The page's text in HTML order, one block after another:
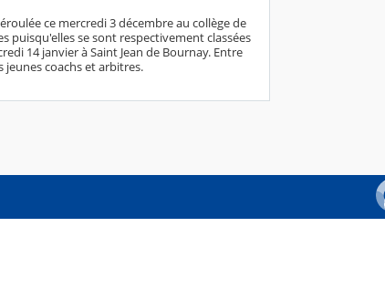
ce mercredi 3 décembre au collège de
puisqu'elles se sont respectivement classées
14 janvier à Saint Jean de Bournay. Entre
coachs et arbitres.